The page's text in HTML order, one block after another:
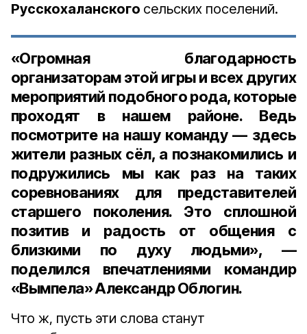
Русскохаланского сельских поселений.
«Огромная благодарность
организаторам этой игры и всех других
мероприятий подобного рода, которые
проходят в нашем районе. Ведь
посмотрите на нашу команду — здесь
жители разных сёл, а познакомились и
подружились мы как раз на таких
соревнованиях для представителей
старшего поколения. Это сплошной
позитив и радость от общения с
близкими по духу людьми», —
поделился впечатлениями командир
«Вымпела» Александр Облогин.
Что ж, пусть эти слова станут